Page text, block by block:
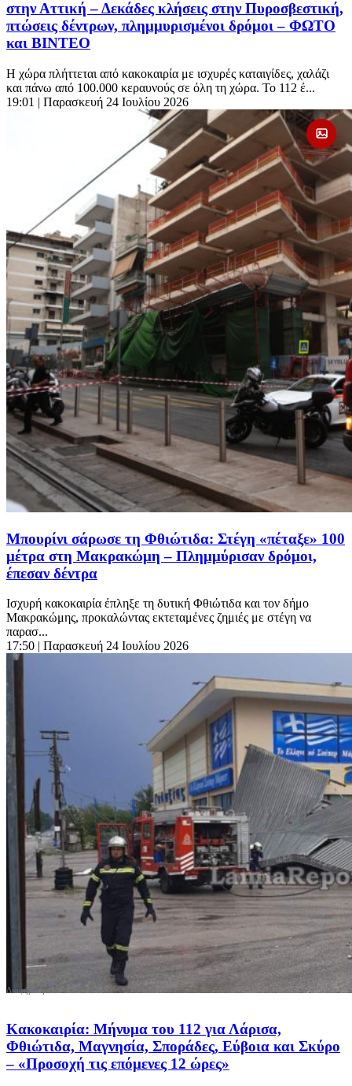
στην Αττική – Δεκάδες κλήσεις στην Πυροσβεστική,
πτώσεις δέντρων, πλημμυρισμένοι δρόμοι – ΦΩΤΟ
και ΒΙΝΤΕΟ
Η χώρα πλήττεται από κακοκαιρία με ισχυρές καταιγίδες, χαλάζι
και πάνω από 100.000 κεραυνούς σε όλη τη χώρα. Το 112 έ...
19:01 | Παρασκευή 24 Ιουλίου 2026
Μπουρίνι σάρωσε τη Φθιώτιδα: Στέγη «πέταξε» 100
μέτρα στη Μακρακώμη – Πλημμύρισαν δρόμοι,
έπεσαν δέντρα
Ισχυρή κακοκαιρία έπληξε τη δυτική Φθιώτιδα και τον δήμο
Μακρακώμης, προκαλώντας εκτεταμένες ζημιές με στέγη να
παρασ...
17:50 | Παρασκευή 24 Ιουλίου 2026
Κακοκαιρία: Μήνυμα του 112 για Λάρισα,
Φθιώτιδα, Μαγνησία, Σποράδες, Εύβοια και Σκύρο
– «Προσοχή τις επόμενες 12 ώρες»